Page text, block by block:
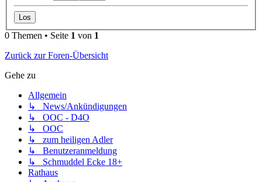
0 Themen • Seite 1 von 1
Zurück zur Foren-Übersicht
Gehe zu
Allgemein
↳ News/Ankündigungen
↳ OOC - D4O
↳ OOC
↳ zum heiligen Adler
↳ Benutzeranmeldung
↳ Schmuddel Ecke 18+
Rathaus